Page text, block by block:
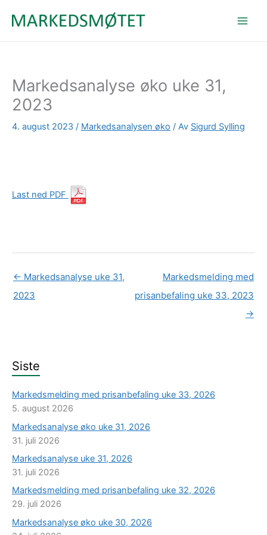
Markedsanalyse øko uke 31,
2023
4. august 2023 / Markedsanalysen øko / Av Sigurd Sylling
Last ned PDF
← Markedsanalyse uke 31,
2023
Markedsmelding med
prisanbefaling uke 33, 2023
→
Siste
Markedsmelding med prisanbefaling uke 33, 2026
5. august 2026
Markedsanalyse øko uke 31, 2026
31. juli 2026
Markedsanalyse uke 31, 2026
31. juli 2026
Markedsmelding med prisanbefaling uke 32, 2026
29. juli 2026
Markedsanalyse øko uke 30, 2026